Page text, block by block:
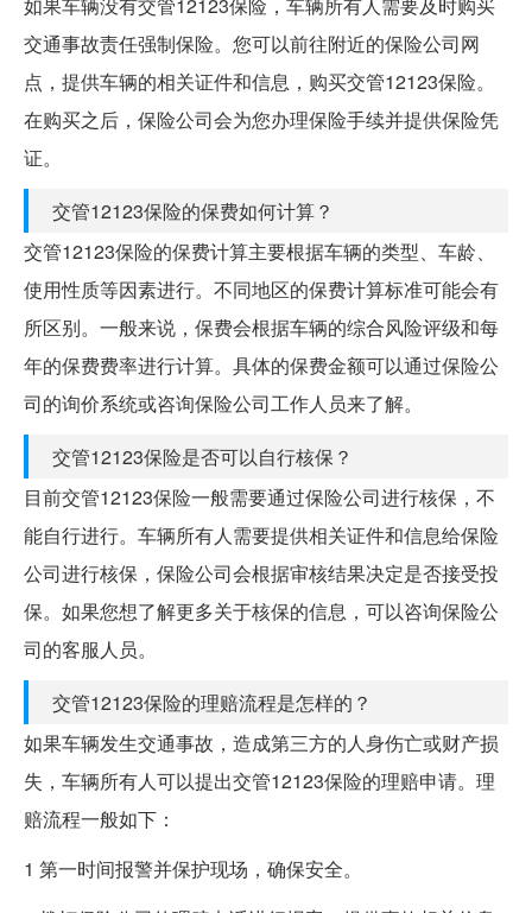
交通事故责任强制保险。您可以前往附近的保险公司网
点，提供车辆的相关证件和信息，购买交管12123保险。
在购买之后，保险公司会为您办理保险手续并提供保险凭
证。
交管12123保险的保费如何计算？
交管12123保险的保费计算主要根据车辆的类型、车龄、
使用性质等因素进行。不同地区的保费计算标准可能会有
所区别。一般来说，保费会根据车辆的综合风险评级和每
年的保费费率进行计算。具体的保费金额可以通过保险公
司的询价系统或咨询保险公司工作人员来了解。
交管12123保险是否可以自行核保？
目前交管12123保险一般需要通过保险公司进行核保，不
能自行进行。车辆所有人需要提供相关证件和信息给保险
公司进行核保，保险公司会根据审核结果决定是否接受投
保。如果您想了解更多关于核保的信息，可以咨询保险公
司的客服人员。
交管12123保险的理赔流程是怎样的？
如果车辆发生交通事故，造成第三方的人身伤亡或财产损
失，车辆所有人可以提出交管12123保险的理赔申请。理
赔流程一般如下：
1 第一时间报警并保护现场，确保安全。